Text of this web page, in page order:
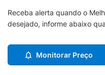
Receba alerta quando o
desejado, informe abaixo
Monitorar Preço